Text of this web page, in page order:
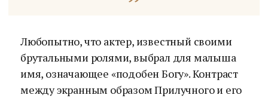
Любопытно, что актер, известный своими
брутальными ролями, выбрал для малыша
имя, означающее «подобен Богу». Контраст
между экранным образом Прилучного и его